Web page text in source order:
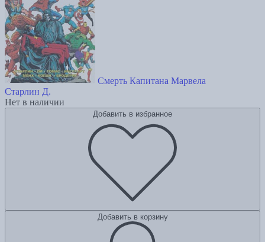
Смерть Капитана Марвела
Старлин Д.
Нет в наличии
Добавить в избранное
Добавить в корзину